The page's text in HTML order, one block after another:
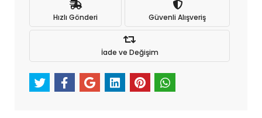
Hızlı Gönderi Güvenli Alışveriş
İade ve Değişim